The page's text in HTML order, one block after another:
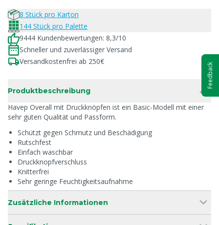
8 Stück pro Karton
144 Stück pro Palette
9444 Kundenbewertungen: 8,3/10
Schneller und zuverlässiger Versand
Versandkostenfrei ab 250€
Produktbeschreibung
Havep Overall mit Druckknöpfen ist ein Basic-Modell mit einer
sehr guten Qualität und Passform.
Schützt gegen Schmutz und Beschädigung
Rutschfest
Einfach waschbar
Druckknopfverschluss
Knitterfrei
Sehr geringe Feuchtigkeitsaufnahme
Zusätzliche Informationen
Feedback